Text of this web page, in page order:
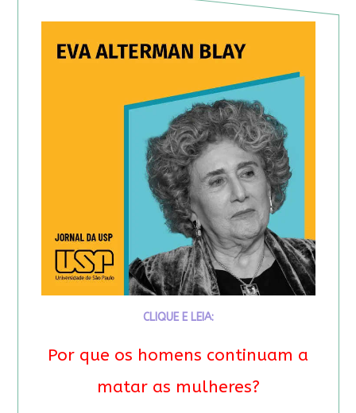
CLIQUE E LEIA:
Por que os homens continuam a
matar as mulheres?